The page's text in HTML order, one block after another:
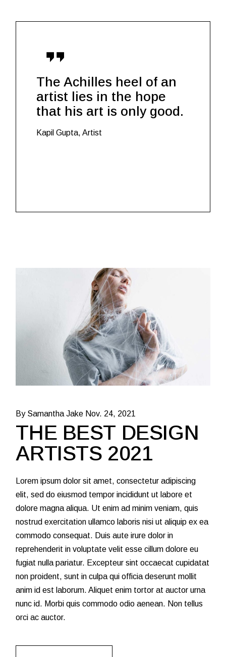
The Achilles heel of an
artist lies in the hope
that his art is only good.
Kapil Gupta, Artist
By Samantha Jake Nov. 24, 2021
THE BEST DESIGN
ARTISTS 2021
Lorem ipsum dolor sit amet, consectetur adipiscing
elit, sed do eiusmod tempor incididunt ut labore et
dolore magna aliqua. Ut enim ad minim veniam, quis
nostrud exercitation ullamco laboris nisi ut aliquip ex ea
commodo consequat. Duis aute irure dolor in
reprehenderit in voluptate velit esse cillum dolore eu
fugiat nulla pariatur. Excepteur sint occaecat cupidatat
non proident, sunt in culpa qui officia deserunt mollit
anim id est laborum. Aliquet enim tortor at auctor urna
nunc id. Morbi quis commodo odio aenean. Non tellus
orci ac auctor.